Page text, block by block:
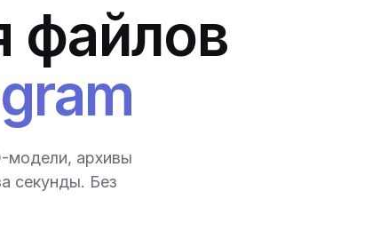
файлов
модели, архивы
секунды. Без